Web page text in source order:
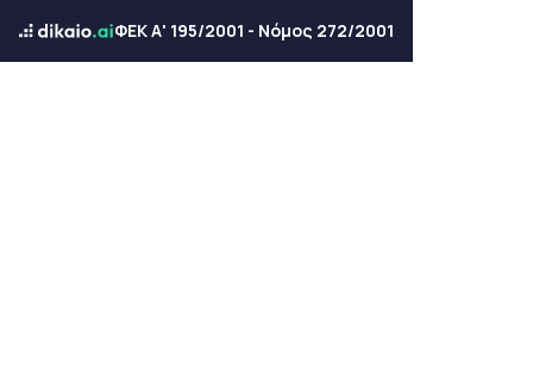
ΦΕΚ Α' 195/2001 - Νόμος 272/2001